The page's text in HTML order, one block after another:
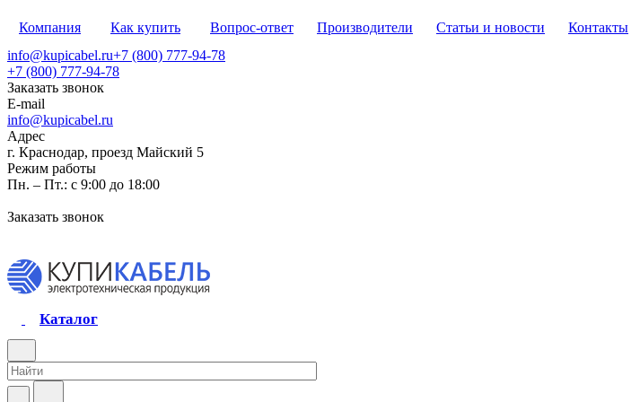
Компания Как купить Вопрос-ответ Производители Статьи и новости
Контакты
info@kupicabel.ru+7 (800) 777-94-78
+7 (800) 777-94-78
Заказать звонок
E-mail
info@kupicabel.ru
Адрес
г. Краснодар, проезд Майский 5
Режим работы
Пн. – Пт.: с 9:00 до 18:00
Заказать звонок
Каталог